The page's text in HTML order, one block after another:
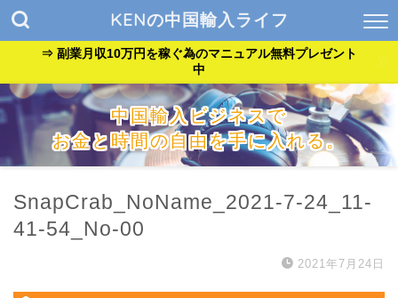
KENの中国輸入ライフ
⇒ 副業月収10万円を稼ぐ為のマニュアル無料プレゼント
中
中国輸入ビジネスで
お金と時間の自由を手に入れる。
た方法を公開中。
SnapCrab_NoName_2021-7-24_11-
41-54_No-00
2021年7月24日